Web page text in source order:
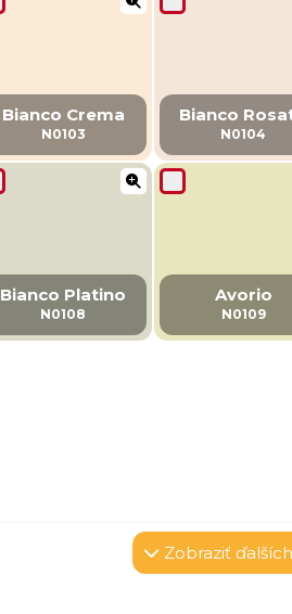
Bianco Crema
N0103
Bianco
N0104
Bianco Platino
N0108
Avorio
N0109
Zobraziť